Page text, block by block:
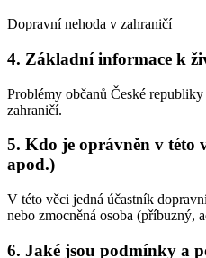
Dopravní nehoda v zahraničí
4. Základní informace k
Problémy občanů České
zahraničí.
5. Kdo je oprávněn v této
apod.)
V této věci jedná účastník
nebo zmocněná osoba (příbuzný,
6. Jaké jsou podmínky a